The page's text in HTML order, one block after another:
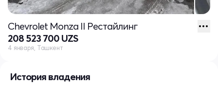
История владения
Chevrolet Monza II Рестайлинг
208 523 700 UZS
4 января, Ташкент